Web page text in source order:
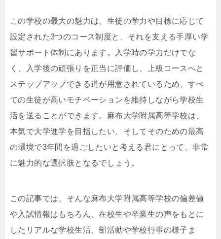
この学校の最大の魅力は、生徒の学力や目標に応じて
設定された3つのコース制度と、それを支える手厚い学
習サポート体制にあります。入学時の学力だけでな
く、入学後の頑張りを正当に評価し、上級コースへと
ステップアップできる道が用意されているため、すべ
ての生徒が高いモチベーションを維持しながら学校生
活を送ることができます。麻布大学附属高等学校は、
本気で大学進学を目指したい、そしてそのための最高
の環境で3年間を過ごしたいと考える君にとって、非常
に魅力的な選択肢となるでしょう。
この記事では、そんな麻布大学附属高等学校の偏差値
や入試情報はもちろん、在校生や卒業生の声をもとに
したリアルな学校生活、部活動や学校行事の様子ま